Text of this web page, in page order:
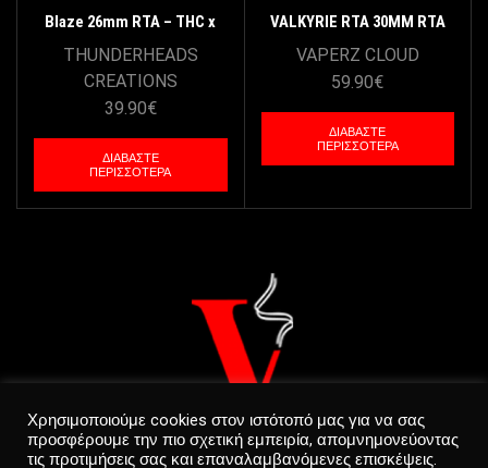
Blaze 26mm RTA – THC x
Mike Vapes – Matt Black
THUNDERHEADS
CREATIONS
39.90€
ΔΙΑΒΆΣΤΕ
ΠΕΡΙΣΣΌΤΕΡΑ
VALKYRIE RTA 30MM RTA
BY VAPERZ CLOUD – GUN
METAL
VAPERZ CLOUD
59.90€
ΔΙΑΒΆΣΤΕ
ΠΕΡΙΣΣΌΤΕΡΑ
Χρησιμοποιούμε cookies στον ιστότοπό μας για να σας
προσφέρουμε την πιο σχετική εμπειρία, απομνημονεύοντας
τις προτιμήσεις σας και επαναλαμβανόμενες επισκέψεις.